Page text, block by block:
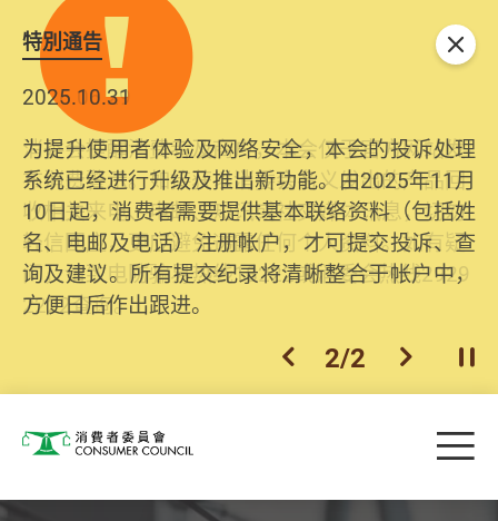
特別通告
2026.06.29
消委会提醒消费者及商户，本会仅于官方网站发
布消费警示。如接获以消委会名义发出的产品回
收相关来电、电邮、短讯或社交媒体讯息，切勿
轻信回应，更应避免透露任何个人资料。如有疑
问，请致电防骗易热线18222或消委会热线2929
2222查询。
2025.10.31
为提升使用者体验及网络安全，本会的投诉处理
系统已经进行升级及推出新功能。由2025年11月
10日起，消费者需要提供基本联络资料（包括姓
名、电邮及电话）注册帐户，才可提交投诉、查
询及建议。所有提交纪录将清晰整合于帐户中，
方便日后作出跟进。
上一个
2/2 下一个开
关闭
消费者委员会 目